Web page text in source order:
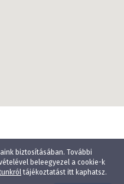
biztosításában. További
beleegyezel a cookie-k
tájékoztatást itt kaphatsz.